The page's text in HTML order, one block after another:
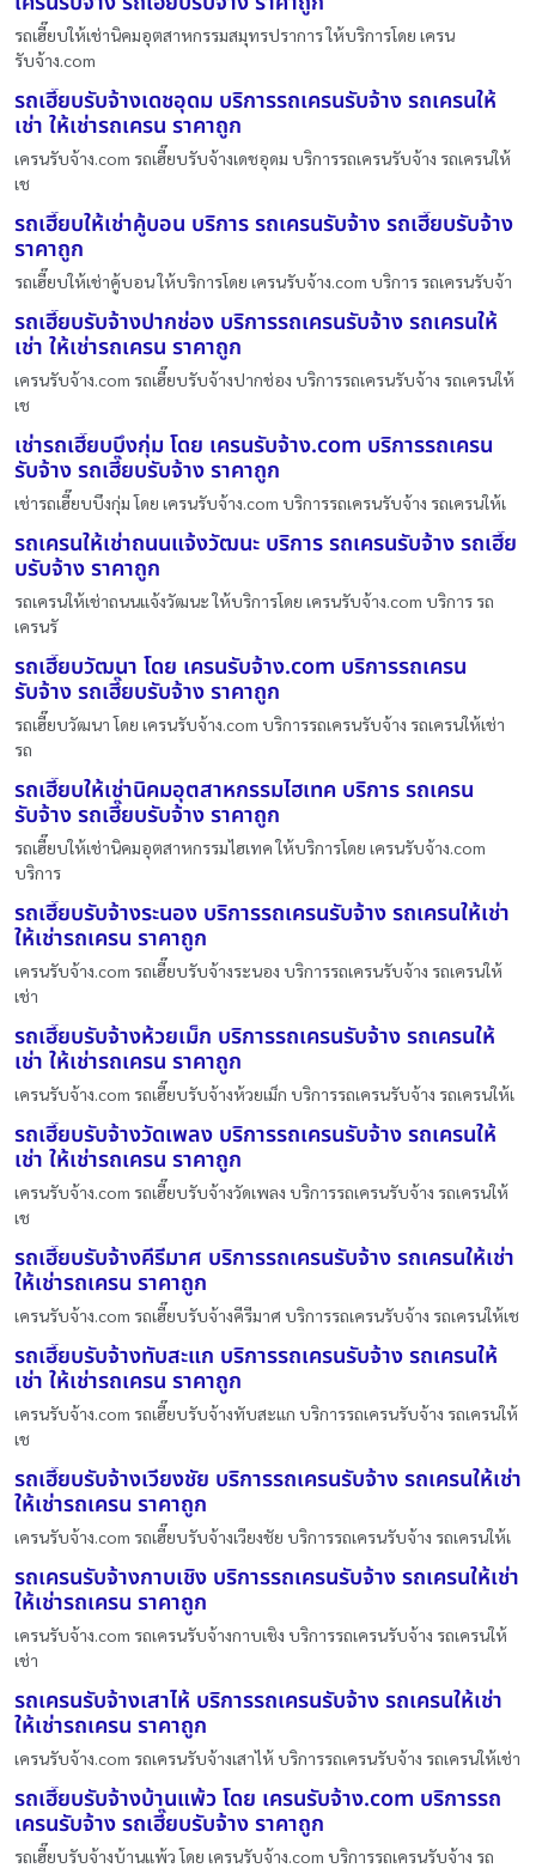
รถเฮี๊ยบให้เช่านิคมอุตสาหกรรมสมุทรปราการ ให้บริการโดย เครน
รับจ้าง.com
รถเฮี๊ยบรับจ้างเดชอุดม บริการรถเครนรับจ้าง รถเครนให้
เช่า ให้เช่ารถเครน ราคาถูก
เครนรับจ้าง.com รถเฮี๊ยบรับจ้างเดชอุดม บริการรถเครนรับจ้าง รถเครนให้
เช
รถเฮี๊ยบให้เช่าคู้บอน บริการ รถเครนรับจ้าง รถเฮี๊ยบรับจ้าง
ราคาถูก
รถเฮี๊ยบให้เช่าคู้บอน ให้บริการโดย เครนรับจ้าง.com บริการ รถเครนรับจ้า
รถเฮี๊ยบรับจ้างปากช่อง บริการรถเครนรับจ้าง รถเครนให้
เช่า ให้เช่ารถเครน ราคาถูก
เครนรับจ้าง.com รถเฮี๊ยบรับจ้างปากช่อง บริการรถเครนรับจ้าง รถเครนให้
เช
เช่ารถเฮี๊ยบบึงกุ่ม โดย เครนรับจ้าง.com บริการรถเครน
รับจ้าง รถเฮี๊ยบรับจ้าง ราคาถูก
เช่ารถเฮี๊ยบบึงกุ่ม โดย เครนรับจ้าง.com บริการรถเครนรับจ้าง รถเครนให้เ
รถเครนให้เช่าถนนแจ้งวัฒนะ บริการ รถเครนรับจ้าง รถเฮี๊ย
บรับจ้าง ราคาถูก
รถเครนให้เช่าถนนแจ้งวัฒนะ ให้บริการโดย เครนรับจ้าง.com บริการ รถ
เครนรั
รถเฮี๊ยบวัฒนา โดย เครนรับจ้าง.com บริการรถเครน
รับจ้าง รถเฮี๊ยบรับจ้าง ราคาถูก
รถเฮี๊ยบวัฒนา โดย เครนรับจ้าง.com บริการรถเครนรับจ้าง รถเครนให้เช่า
รถ
รถเฮี๊ยบให้เช่านิคมอุตสาหกรรมไฮเทค บริการ รถเครน
รับจ้าง รถเฮี๊ยบรับจ้าง ราคาถูก
รถเฮี๊ยบให้เช่านิคมอุตสาหกรรมไฮเทค ให้บริการโดย เครนรับจ้าง.com
บริการ
รถเฮี๊ยบรับจ้างระนอง บริการรถเครนรับจ้าง รถเครนให้เช่า
ให้เช่ารถเครน ราคาถูก
เครนรับจ้าง.com รถเฮี๊ยบรับจ้างระนอง บริการรถเครนรับจ้าง รถเครนให้
เช่า
รถเฮี๊ยบรับจ้างห้วยเม็ก บริการรถเครนรับจ้าง รถเครนให้
เช่า ให้เช่ารถเครน ราคาถูก
เครนรับจ้าง.com รถเฮี๊ยบรับจ้างห้วยเม็ก บริการรถเครนรับจ้าง รถเครนให้เ
รถเฮี๊ยบรับจ้างวัดเพลง บริการรถเครนรับจ้าง รถเครนให้
เช่า ให้เช่ารถเครน ราคาถูก
เครนรับจ้าง.com รถเฮี๊ยบรับจ้างวัดเพลง บริการรถเครนรับจ้าง รถเครนให้
เช
รถเฮี๊ยบรับจ้างคีรีมาศ บริการรถเครนรับจ้าง รถเครนให้เช่า
ให้เช่ารถเครน ราคาถูก
เครนรับจ้าง.com รถเฮี๊ยบรับจ้างคีรีมาศ บริการรถเครนรับจ้าง รถเครนให้เช
รถเฮี๊ยบรับจ้างทับสะแก บริการรถเครนรับจ้าง รถเครนให้
เช่า ให้เช่ารถเครน ราคาถูก
เครนรับจ้าง.com รถเฮี๊ยบรับจ้างทับสะแก บริการรถเครนรับจ้าง รถเครนให้
เช
รถเฮี๊ยบรับจ้างเวียงชัย บริการรถเครนรับจ้าง รถเครนให้เช่า
ให้เช่ารถเครน ราคาถูก
เครนรับจ้าง.com รถเฮี๊ยบรับจ้างเวียงชัย บริการรถเครนรับจ้าง รถเครนให้เ
รถเครนรับจ้างกาบเชิง บริการรถเครนรับจ้าง รถเครนให้เช่า
ให้เช่ารถเครน ราคาถูก
เครนรับจ้าง.com รถเครนรับจ้างกาบเชิง บริการรถเครนรับจ้าง รถเครนให้
เช่า
รถเครนรับจ้างเสาไห้ บริการรถเครนรับจ้าง รถเครนให้เช่า
ให้เช่ารถเครน ราคาถูก
เครนรับจ้าง.com รถเครนรับจ้างเสาไห้ บริการรถเครนรับจ้าง รถเครนให้เช่า
รถเฮี๊ยบรับจ้างบ้านแพ้ว โดย เครนรับจ้าง.com บริการรถ
เครนรับจ้าง รถเฮี๊ยบรับจ้าง ราคาถูก
รถเฮี๊ยบรับจ้างบ้านแพ้ว โดย เครนรับจ้าง.com บริการรถเครนรับจ้าง รถ